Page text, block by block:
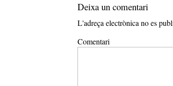
Deixa un comentari
L'adreça electrònica no es
Comentari